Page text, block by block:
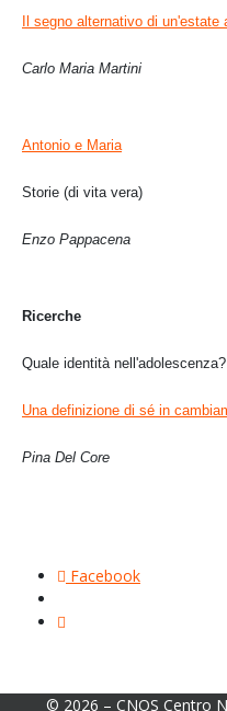
Il segno alternativo di un'estate
Carlo Maria Martini
Antonio e Maria
Storie (di vita vera)
Enzo Pappacena
Ricerche
Quale identità
Una definizione di sé in
Pina Del Core
Facebook
© 2026 – CNOS Centro